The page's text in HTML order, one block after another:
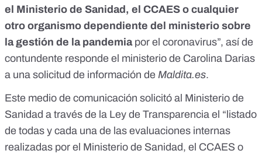
el Ministerio de Sanidad, el CCAES o cualquier
otro organismo dependiente del ministerio sobre
la gestión de la pandemiapor el coronavirus”, así de
contundente responde el ministerio de Carolina Darias
a una solicitud de información de Maldita.es.
Este medio de comunicación solicitó al Ministerio de
Sanidad a través de la Ley de Transparencia el “listado
de todas y cada una de las evaluaciones internas
realizadas por el Ministerio de Sanidad, el CCAES o